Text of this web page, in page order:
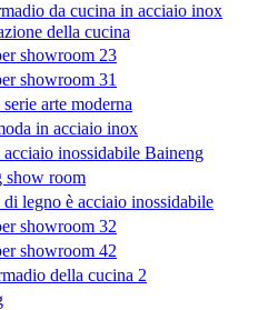
da cucina in acciaio inox
della cucina
showroom 23
showroom 31
arte moderna
in acciaio inox
inossidabile Baineng
show room
legno è acciaio inossidabile
showroom 32
showroom 42
della cucina 2